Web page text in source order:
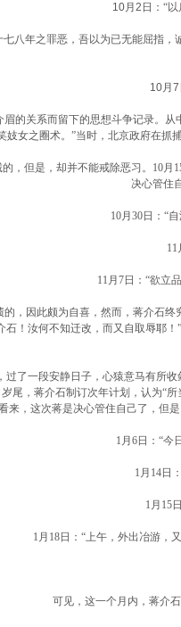
10月2日： “
七八年之罪恶，吾以为已无能屈指
10月7
的关系而留下的思想斗争记录。
妓女之圈术。”当时，北京政府在抓
但是，却并不能戒除恶习。10月
决心管住
10月30日： “
11月
11月7日： “欲立
因此颇为自喜，然而，蒋介石终
石！汝何不知迁改，而又自取辱耶
了一段安静日子，心猿意马有所收
尾，蒋介石制订次年计划，认为“
来，这次蒋是决心管住自己了，但
1月6日： “今
1月14日：
1月15日
1月18日： “上午，外出冶游，
可见，这一个月内，蒋介石